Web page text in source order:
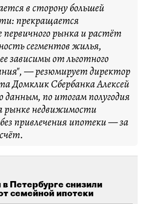
в сторону большей
прекращается
первичного рынка и растёт
сегментов жилья,
зависимы от льготного
— резюмирует директор
Домклик Сбербанка Алексей
данным, по итогам полугодия
рынке недвижимости
привлечения ипотеки — за
Петербурге снизили
семейной ипотеки